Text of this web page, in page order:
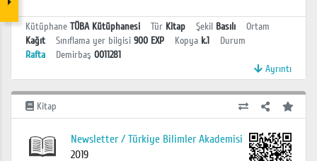
Kütüphane TÜBA Kütüphanesi Tür Kitap Şekil Basılı
Ortam
Kağıt
Sınıflama yer bilgisi 900 EXP Kopya k.1
Durum
Rafta
Demirbaş 0011281
Ayrıntı
Kitap
Newsletter / Türkiye Bilimler Akademisi
2019